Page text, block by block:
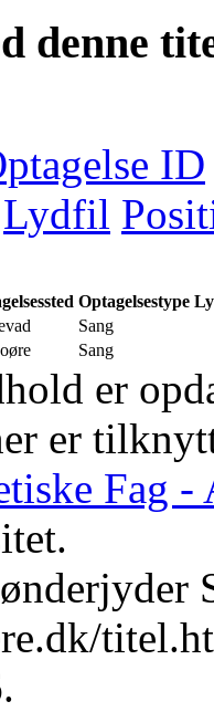
denne
ID
Lydfil
Optagelsestype
Sang
Sang
er
er
Fag -